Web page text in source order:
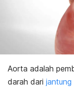
Aorta adalah
darah dari jantung